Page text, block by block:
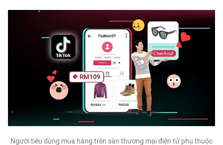
Người tiêu dùng mua hàng trên sàn thương mại điện tử phụ thuộc